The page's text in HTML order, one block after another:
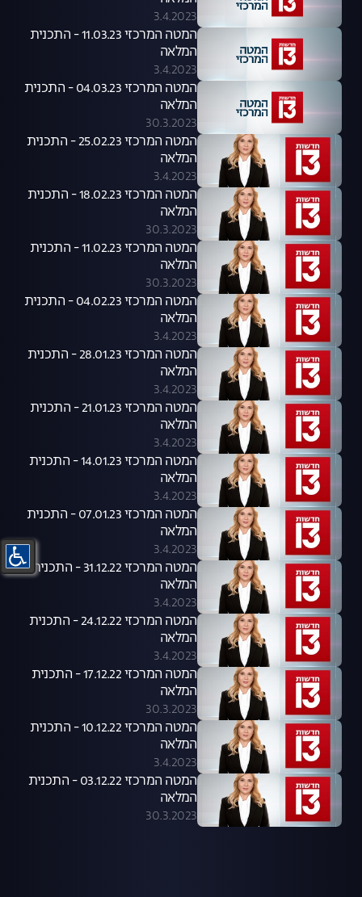
3.4.2023
המטה המרכזי 11.03.23 - התכנית
המלאה
3.4.2023
המטה המרכזי 04.03.23 - התכנית
המלאה
30.3.2023
המטה המרכזי 25.02.23 - התכנית
המלאה
3.4.2023
המטה המרכזי 18.02.23 - התכנית
המלאה
30.3.2023
המטה המרכזי 11.02.23 - התכנית
המלאה
30.3.2023
המטה המרכזי 04.02.23 - התכנית
המלאה
3.4.2023
המטה המרכזי 28.01.23 - התכנית
המלאה
3.4.2023
המטה המרכזי 21.01.23 - התכנית
המלאה
3.4.2023
המטה המרכזי 14.01.23 - התכנית
המלאה
3.4.2023
המטה המרכזי 07.01.23 - התכנית
המלאה
3.4.2023
המטה המרכזי 31.12.22 - התכנית
המלאה
3.4.2023
המטה המרכזי 24.12.22 - התכנית
המלאה
3.4.2023
המטה המרכזי 17.12.22 - התכנית
המלאה
30.3.2023
המטה המרכזי 10.12.22 - התכנית
המלאה
3.4.2023
המטה המרכזי 03.12.22 - התכנית
המלאה
30.3.2023